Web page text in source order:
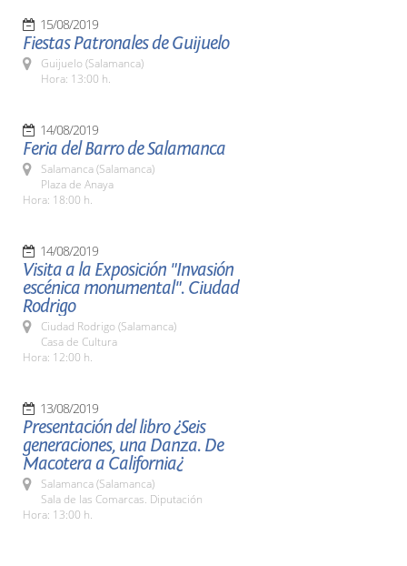
15/08/2019
Fiestas Patronales de Guijuelo
Guijuelo (Salamanca)
Hora: 13:00 h.
14/08/2019
Feria del Barro de Salamanca
Salamanca (Salamanca)
Plaza de Anaya
Hora: 18:00 h.
14/08/2019
Visita a la Exposición "Invasión
escénica monumental". Ciudad
Rodrigo
Ciudad Rodrigo (Salamanca)
Casa de Cultura
Hora: 12:00 h.
13/08/2019
Presentación del libro ¿Seis
generaciones, una Danza. De
Macotera a California¿
Salamanca (Salamanca)
Sala de las Comarcas. Diputación
Hora: 13:00 h.